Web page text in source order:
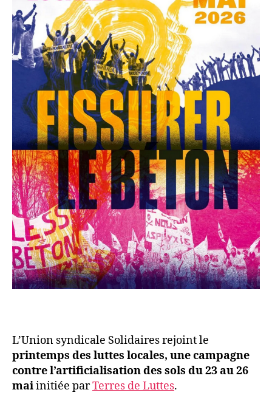
L’Union syndicale Solidaires rejoint le
printemps des luttes locales, une campagne
contre l’artificialisation des sols du 23 au 26
maiinitiée parTerres de Luttes.